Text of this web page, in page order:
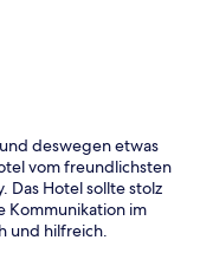
deswegen etwas
vom freundlichsten
Das Hotel sollte stolz
Kommunikation im
und hilfreich.
ist die